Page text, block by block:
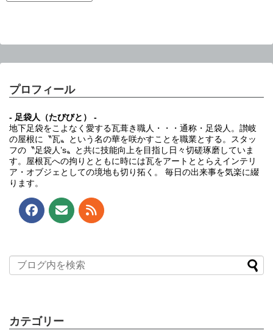
プロフィール
- 足袋人（たびびと） -
地下足袋をこよなく愛する瓦葺き職人・・・通称・足袋人。讃岐
の屋根に〝瓦〟という名の華を咲かすことを職業とする。スタッ
フの〝足袋人’s〟と共に技能向上を目指し日々切磋琢磨していま
す。屋根瓦への拘りとともに時には瓦をアートととらえインテリ
ア・オブジェとしての境地も切り拓く。 毎日の出来事を気楽に綴
ります。
カテゴリー